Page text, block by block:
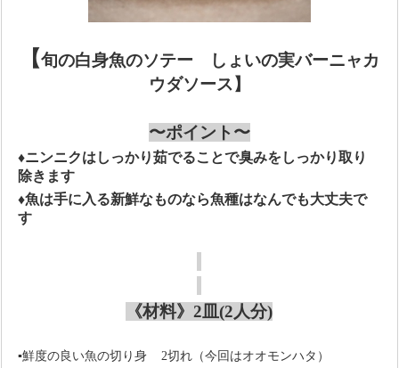
【旬の白身魚のソテー しょいの実バーニャカ
ウダソース】
〜ポイント〜
♦ニンニクはしっかり茹でることで臭みをしっかり取り
除きます
♦魚は手に入る新鮮なものなら魚種はなんでも大丈夫で
す
《材料》2皿(2人分)
▪鮮度の良い魚の切り身 2切れ（今回はオオモンハタ）